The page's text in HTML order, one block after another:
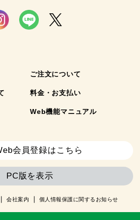
ご注文について
料金・お支払い
Web機能マニュアル
会員登録はこちら
PC版を表示
会社案内 個人情報保護に関するお知らせ